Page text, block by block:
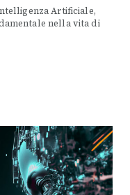
Artificiale,
nella vita di